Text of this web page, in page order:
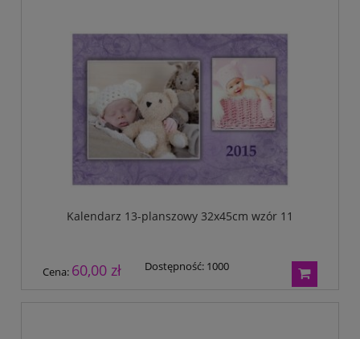
Kalendarz 13-planszowy 32x45cm wzór 11
Cena: 60,00 zł Dostępność: 1000